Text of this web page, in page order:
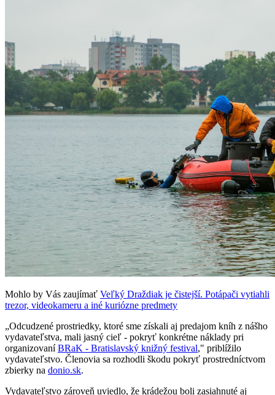
Mohlo by Vás zaujímať Veľký Draždiak je čistejší. Potápači vytiahli
trezor, videokameru a iné kuriózne predmety
„Odcudzené prostriedky, ktoré sme získali aj predajom kníh z nášho
vydavateľstva, mali jasný cieľ - pokryť konkrétne náklady pri
organizovaníBRaK - Bratislavský knižný festival," priblížilo
vydavateľstvo. Členovia sa rozhodli škodu pokryť prostredníctvom
zbierky na donio.sk.
Vydavateľstvo zároveň uviedlo, že krádežou boli zasiahnuté aj